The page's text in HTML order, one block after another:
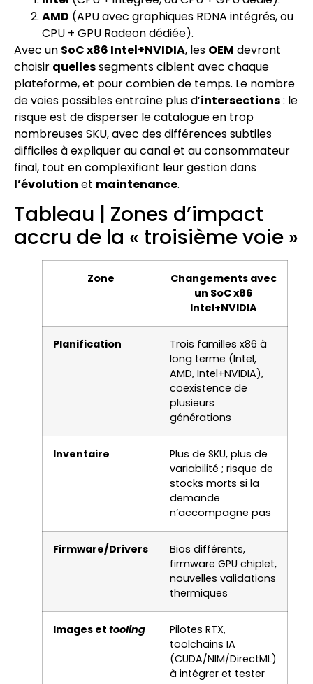
AMD (APU avec graphiques RDNA intégrés, ou
CPU + GPU Radeon dédiée).
Avec un SoC x86 Intel+NVIDIA, les OEM devront
choisir quellessegments ciblent avec chaque
plateforme, et pour combien de temps. Le nombre
de voies possibles entraîne plus d’intersections: le
risque est de disperser le catalogue en trop
nombreuses SKU, avec des différences subtiles
difficiles à expliquer au canal et au consommateur
final, tout en complexifiant leur gestion dans
l’évolution et maintenance.
Tableau | Zones d’impact
accru de la « troisième voie »
Zone
Changements avec
un SoC x86
Intel+NVIDIA
Planification
Trois familles x86 à
long terme (Intel,
AMD, Intel+NVIDIA),
coexistence de
plusieurs
générations
Inventaire
Plus de SKU, plus de
variabilité ; risque de
stocks morts si la
demande
n’accompagne pas
Firmware/Drivers
Bios différents,
firmware GPU chiplet,
nouvelles validations
thermiques
Images et tooling
Pilotes RTX,
toolchains IA
(CUDA/NIM/DirectML)
à intégrer et tester